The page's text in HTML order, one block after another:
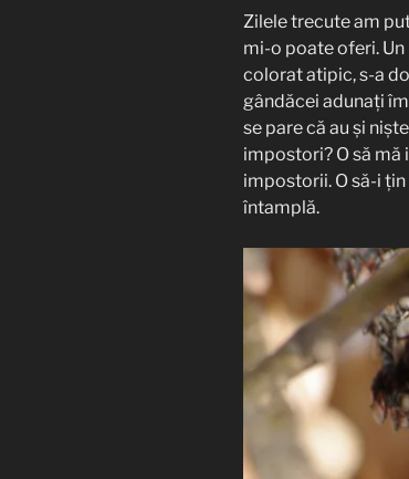
Zilele trecute am
mi-o poate oferi.
colorat atipic, s-a
gândăcei adunați
se pare că au și
impostori? O să mă
impostorii. O să-i
întamplă.